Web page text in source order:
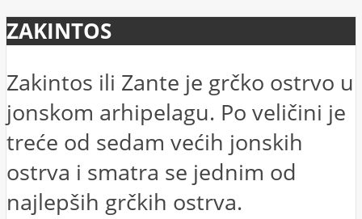
ZAKINTOS
Zakintos ili Zante je grčko ostrvo u
jonskom arhipelagu. Po veličini je
treće od sedam većih jonskih
ostrva i smatra se jednim od
najlepših grčkih ostrva.